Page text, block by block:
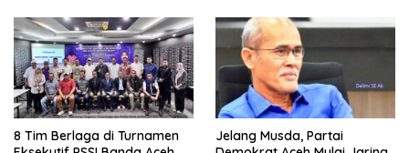
8 Tim Berlaga di Turnamen
Jelang Musda, Partai